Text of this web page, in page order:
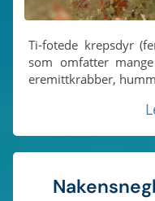
Ti-fotede krepsdyr
som omfatter
eremittkrabber,